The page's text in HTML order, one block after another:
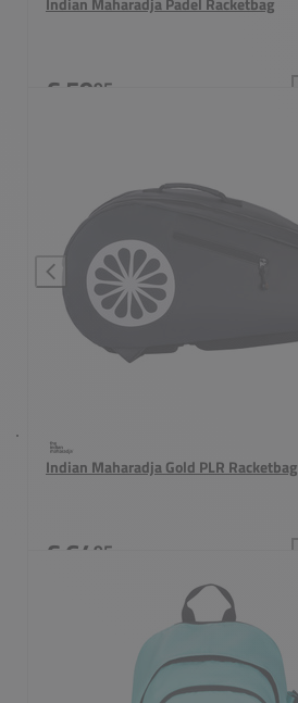
€ 5995
Indian Maharadja Gold PLR Racketbag
€ 64 95